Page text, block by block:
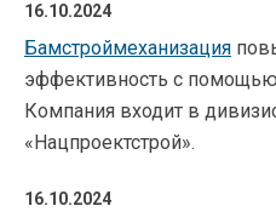
16.10.2024
Бамстроймеханизация
эффективность с
Компания входит в
«Нацпроектстрой».
16.10.2024